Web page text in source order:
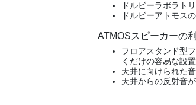
ドルビーラボラト
ドルビーアトモス
ATMOSスピーカーの
フロアスタンド型
くだけの容易な設置
天井に向けられた
天井からの反射音